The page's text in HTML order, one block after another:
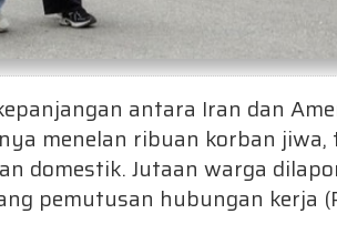
antara Iran dan
menelan ribuan korban jiwa,
domestik. Jutaan warga
pemutusan hubungan kerja